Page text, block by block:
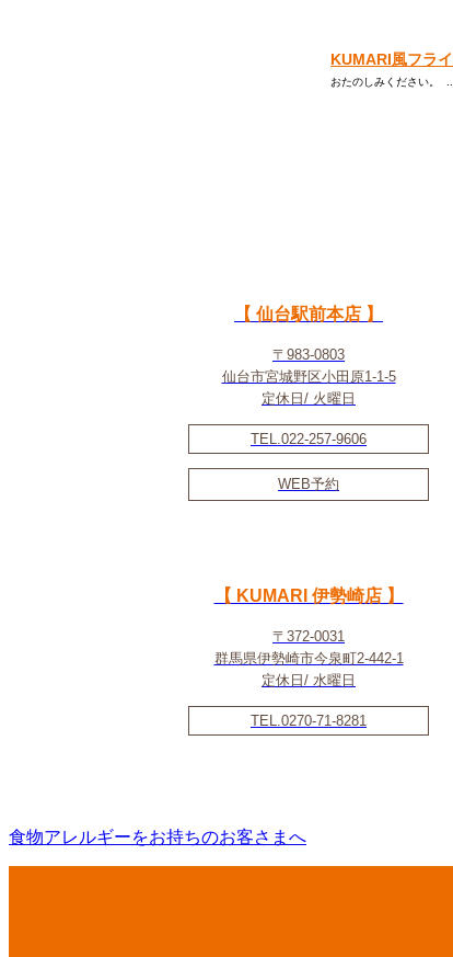
KUMARI風フラ
おたのしみください。 ...
【 仙台駅前本店 】
〒983-0803
仙台市宮城野区小田原1-1-5
定休日/ 火曜日
TEL.022-257-9606
WEB予約
【 KUMARI 伊勢崎店 】
〒372-0031
群馬県伊勢崎市今泉町2-442-1
定休日/ 水曜日
TEL.0270-71-8281
食物アレルギーをお持ちのお客さまへ